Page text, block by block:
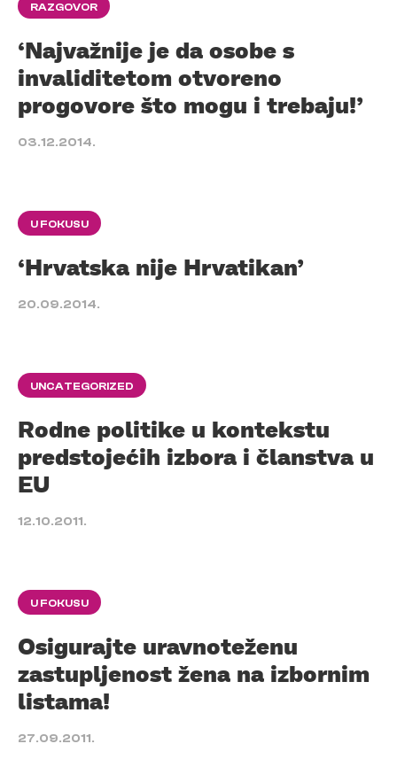
RAZGOVOR
‘Najvažnije je da osobe s
invaliditetom otvoreno
progovore što mogu i trebaju!’
03.12.2014.
U FOKUSU
‘Hrvatska nije Hrvatikan’
20.09.2014.
UNCATEGORIZED
Rodne politike u kontekstu
predstojećih izbora i članstva u
EU
12.10.2011.
U FOKUSU
Osigurajte uravnoteženu
zastupljenost žena na izbornim
listama!
27.09.2011.